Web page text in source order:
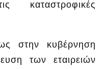
στην κυβέρνηση
των εταιρειών